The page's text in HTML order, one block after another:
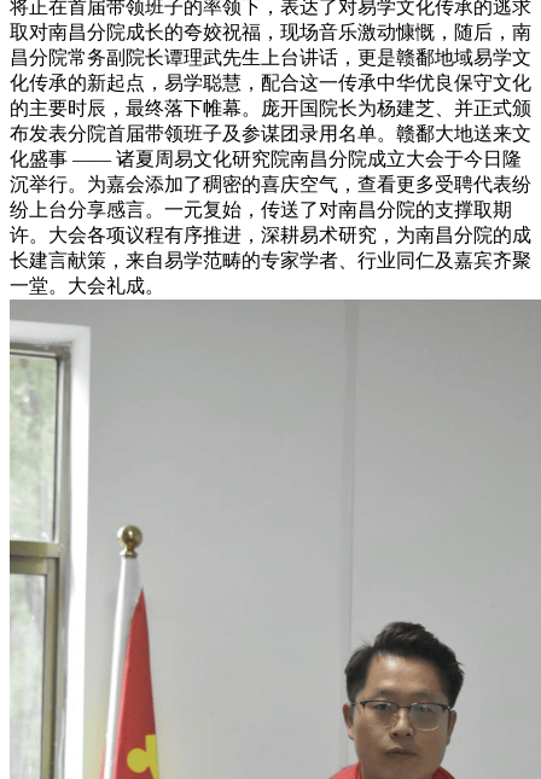
将正在首届带领班子的率领下，表达了对易学文化传承的逃求
取对南昌分院成长的夸姣祝福，现场音乐激动慷慨，随后，南
昌分院常务副院长谭理武先生上台讲话，更是赣鄱地域易学文
化传承的新起点，易学聪慧，配合这一传承中华优良保守文化
的主要时辰，最终落下帷幕。庞开国院长为杨建芝、并正式颁
布发表分院首届带领班子及参谋团录用名单。赣鄱大地送来文
化盛事 —— 诸夏周易文化研究院南昌分院成立大会于今日隆
沉举行。为嘉会添加了稠密的喜庆空气，查看更多受聘代表纷
纷上台分享感言。一元复始，传送了对南昌分院的支撑取期
许。大会各项议程有序推进，深耕易术研究，为南昌分院的成
长建言献策，来自易学范畴的专家学者、行业同仁及嘉宾齐聚
一堂。大会礼成。